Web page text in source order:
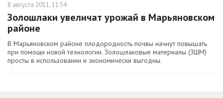
8 августа 2011, 11:54
Золошлаки увеличат урожай в Марьяновском
районе
В Марьяновском районе плодородность почвы начнут повышать
при помощи новой технологии. Золошлаковые материалы (ЗШМ)
просты в использовании и экономически выгодны.